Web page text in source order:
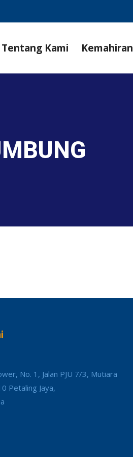
Tentang Kami Kemahiran
No. 1, Jalan PJU 7/3, Mutiara
Petaling Jaya,